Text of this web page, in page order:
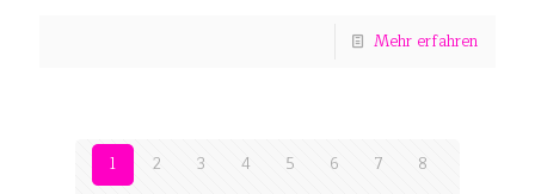
Mehr erfahren
1 2 3 4 5 6 7
8